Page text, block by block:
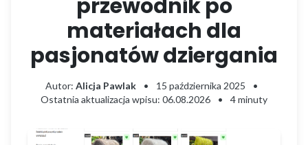
przewodnik po
materiałach dla
pasjonatów dziergania
Autor: Alicja Pawlak • 15 października 2025
•
Ostatnia aktualizacja wpisu: 06.08.2026
• 4 minuty